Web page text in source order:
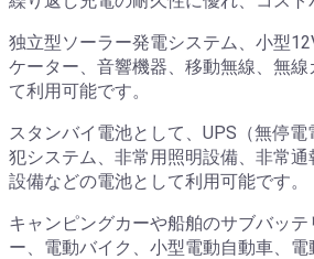
独立型ソーラー発電システム、小型
ケーター、音響機器、移動無線、無
て利用可能です。
スタンバイ電池として、UPS（無停
犯システム、非常用照明設備、非常
設備などの電池として利用可能です。
キャンピングカーや船舶のサブバッ
ー、電動バイク、小型電動自動車、